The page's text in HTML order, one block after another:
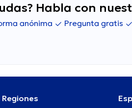
Habla con
anónima Pregunta gratis
Regiones